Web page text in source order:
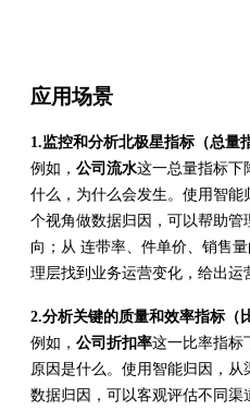
应用场景
1.监控和分析北极星指标（总量
例如， 公司流水这一总量指标下
什么，为什么会发生。使用智
个视角做数据归因，可以帮助
向；从 连带率、件单价、销售
理层找到业务运营变化，给出运
2.分析关键的质量和效率指标（
例如， 公司折扣率这一比率指标
原因是什么。使用智能归因，
数据归因，可以客观评估不同